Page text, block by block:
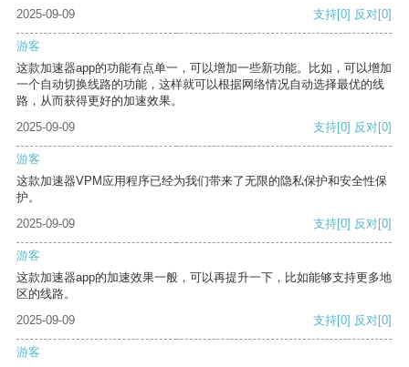
2025-09-09 支持[0] 反对[0]
游客
这款加速器app的功能有点单一，可以增加一些新功能。比如，可以增加
一个自动切换线路的功能，这样就可以根据网络情况自动选择最优的线
路，从而获得更好的加速效果。
2025-09-09
支持[0] 反对[0]
游客
这款加速器VPM应用程序已经为我们带来了无限的隐私保护和安全性保
护。
2025-09-09
支持[0] 反对[0]
游客
这款加速器app的加速效果一般，可以再提升一下，比如能够支持更多地
区的线路。
2025-09-09
支持[0] 反对[0]
游客